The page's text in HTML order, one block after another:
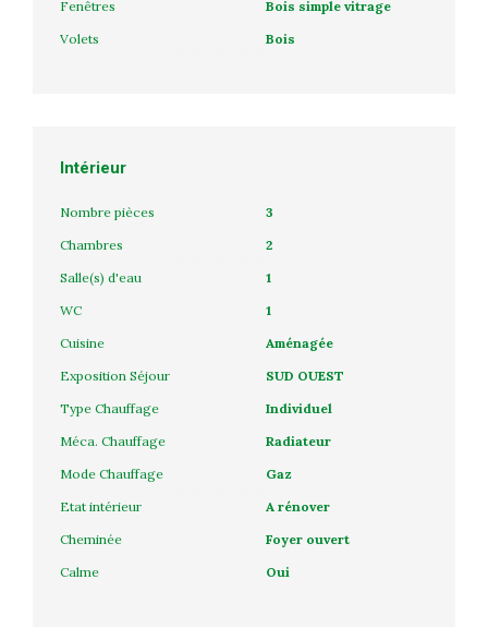
Fenêtres
Bois simple vitrage
Volets
Bois
Intérieur
Nombre pièces
3
Chambres
2
Salle(s) d'eau
1
WC
1
Cuisine
Aménagée
Exposition Séjour
SUD OUEST
Type Chauffage
Individuel
Méca. Chauffage
Radiateur
Mode Chauffage
Gaz
Etat intérieur
A rénover
Cheminée
Foyer ouvert
Calme
Oui